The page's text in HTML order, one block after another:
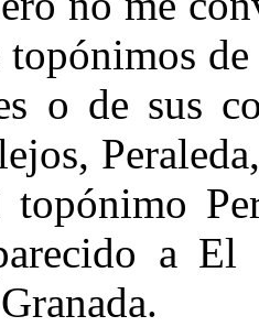
topónimos
o de sus
a El